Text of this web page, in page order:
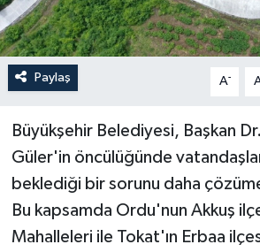
Paylaş A-
Büyükşehir Belediyesi, Başkan
Güler'in öncülüğünde
beklediği bir sorunu daha
Bu kapsamda Ordu'nun Akkuş
Mahalleleri ile Tokat'ın Erbaa